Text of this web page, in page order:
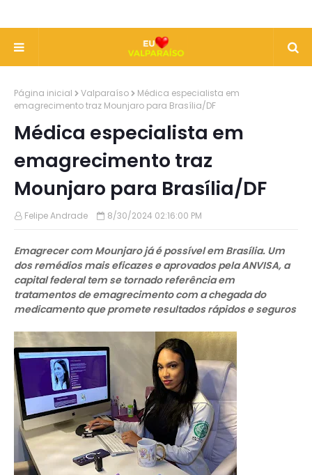
Página inicial Valparaíso
Médica especialista em
emagrecimento traz Mounjaro para Brasília/DF
Médica especialista em
emagrecimento traz
Mounjaro para Brasília/DF
Felipe Andrade 8/30/2024 02:16:00 PM
Emagrecer com Mounjaro já é possível em Brasília. Um
dos remédios mais eficazes e aprovados pela ANVISA, a
capital federal tem se tornado referência em
tratamentos de emagrecimento com a chegada do
medicamento que promete resultados rápidos e seguros